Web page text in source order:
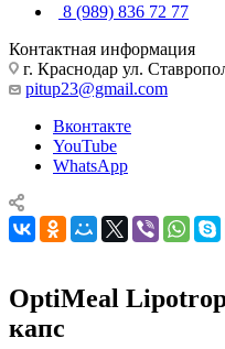
8 (989) 836 72 77
Контактная информация
г. Краснодар ул.
pitup23@gmail.com
Вконтакте
YouTube
WhatsApp
OptiMeal
капс